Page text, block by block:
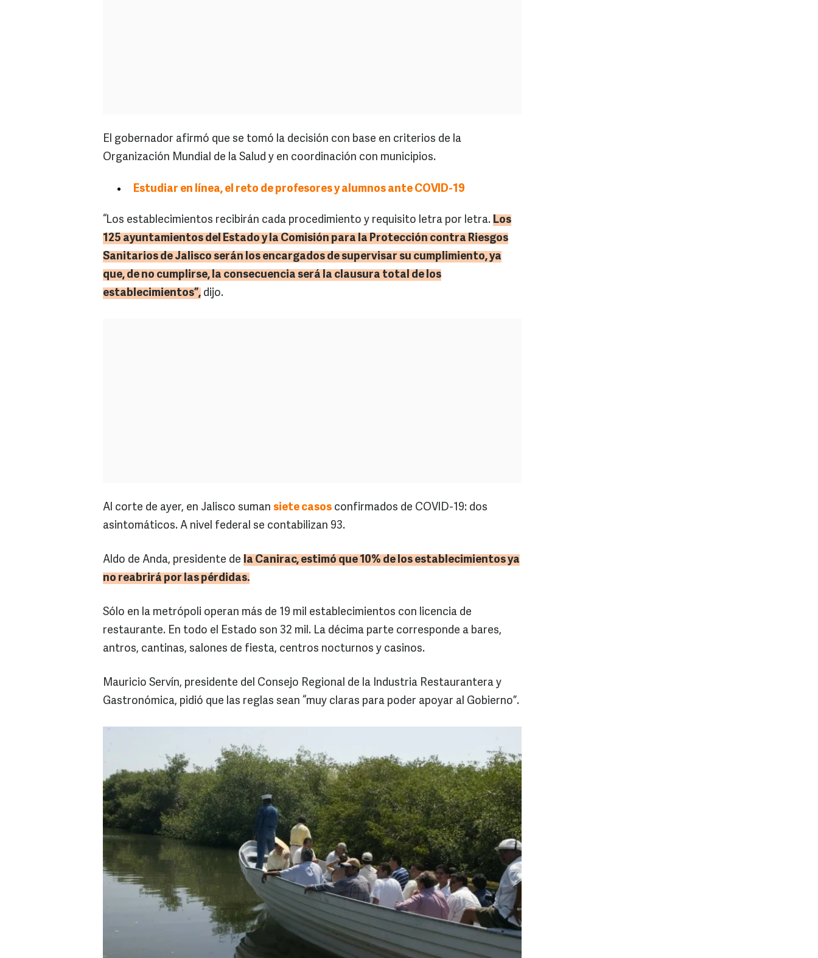
El gobernador afirmó que se tomó la decisión con base en criterios de la
Organización Mundial de la Salud y en coordinación con municipios.
Estudiar en línea, el reto de profesores y alumnos ante COVID-19
“Los establecimientos recibirán cada procedimiento y requisito letra por letra. Los
125 ayuntamientos del Estado y la Comisión para la Protección contra Riesgos
Sanitarios de Jalisco serán los encargados de supervisar su cumplimiento, ya
que, de no cumplirse, la consecuencia será la clausura total de los
establecimientos”, dijo.
Al corte de ayer, en Jalisco suman siete casos confirmados de COVID-19: dos
asintomáticos. A nivel federal se contabilizan 93.
Aldo de Anda, presidente de la Canirac, estimó que 10% de los establecimientos ya
no reabrirá por las pérdidas.
Sólo en la metrópoli operan más de 19 mil establecimientos con licencia de
restaurante. En todo el Estado son 32 mil. La décima parte corresponde a bares,
antros, cantinas, salones de fiesta, centros nocturnos y casinos.
Mauricio Servín, presidente del Consejo Regional de la Industria Restaurantera y
Gastronómica, pidió que las reglas sean “muy claras para poder apoyar al Gobierno”.